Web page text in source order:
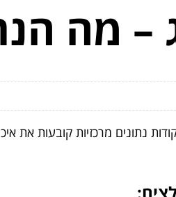
– מה
נתונים מרכזיות קובעות